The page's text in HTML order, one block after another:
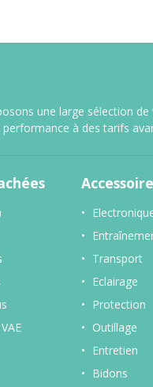
une large sélection
à des tarifs
Transport
Eclairage
Protection
Outillage
Entretien
Bidons